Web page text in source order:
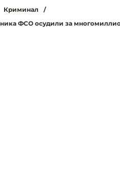
Криминал
/
ФСО осудили за